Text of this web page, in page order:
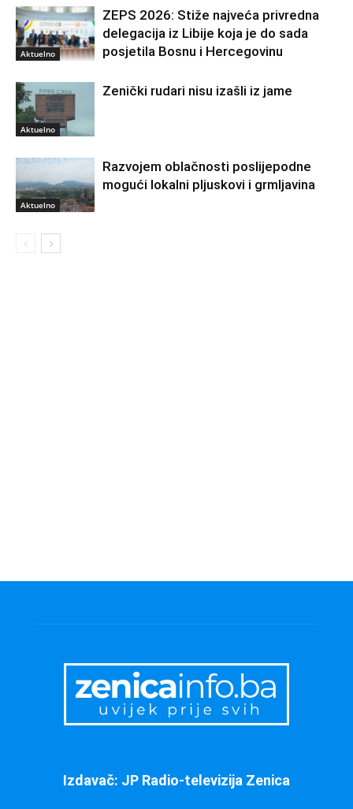
Aktuelno
ZEPS 2026: Stiže najveća privredna
delegacija iz Libije koja je do sada
posjetila Bosnu i Hercegovinu
Aktuelno
Zenički rudari nisu izašli iz jame
Aktuelno
Razvojem oblačnosti poslijepodne
mogući lokalni pljuskovi i grmljavina
Izdavač: JP Radio-televizija Zenica